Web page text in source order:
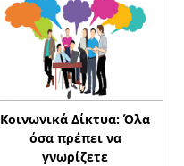
Κοινωνικά Δίκτυα: Όλα
όσα πρέπει να
γνωρίζετε